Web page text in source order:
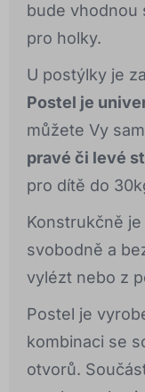
bude vhodnou
pro holky.
U postýlky je
Postel je
můžete Vy
pravé či levé
pro dítě do
Konstrukčně
svobodně a
vylézt nebo z
Postel je
kombinaci se
otvorů.